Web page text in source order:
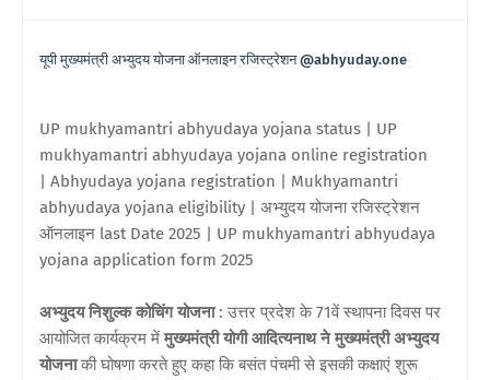
यूपी मुख्यमंत्री अभ्युदय योजना ऑनलाइन रजिस्ट्रेशन @abhyuday.one
UP mukhyamantri abhyudaya yojana status | UP
mukhyamantri abhyudaya yojana online registration
| Abhyudaya yojana registration | Mukhyamantri
abhyudaya yojana eligibility | अभ्युदय योजना रजिस्ट्रेशन
ऑनलाइन last Date 2025 | UP mukhyamantri abhyudaya
yojana application form 2025
अभ्युदय निशुल्क कोचिंग योजना: उत्तर प्रदेश के 71वें स्थापना दिवस पर
आयोजित कार्यक्रम में मुख्यमंत्री योगी आदित्यनाथ ने मुख्यमंत्री अभ्युदय
योजनाकी घोषणा करते हुए कहा कि बसंत पंचमी से इसकी कक्षाएं शुरू